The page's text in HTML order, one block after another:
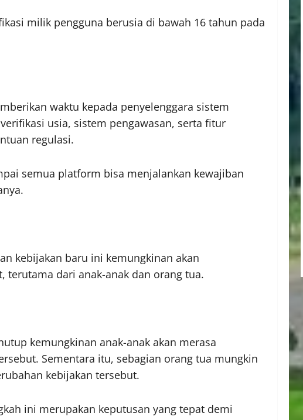
milik pengguna berusia di bawah 16 tahun pada
waktu kepada penyelenggara sistem
usia, sistem pengawasan, serta fitur
regulasi.
semua platform bisa menjalankan kewajiban
kebijakan baru ini kemungkinan akan
terutama dari anak-anak dan orang tua.
kemungkinan anak-anak akan merasa
Sementara itu, sebagian orang tua mungkin
kebijakan tersebut.
ini merupakan keputusan yang tepat demi